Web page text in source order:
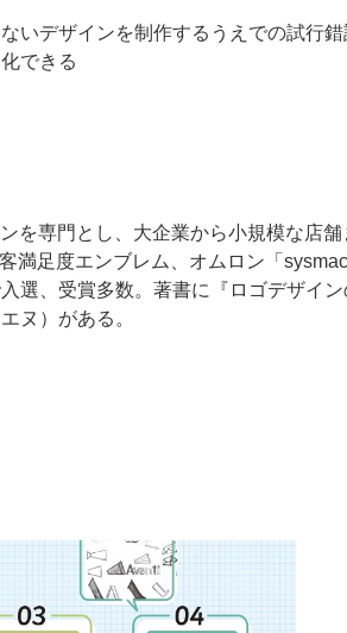
いデザインを制作するうえでの試行
できる
を専門とし、大企業から小規模な店
満足度エンブレム、オムロン「
選、受賞多数。著書に『ロゴデザイ
ヌ）がある。